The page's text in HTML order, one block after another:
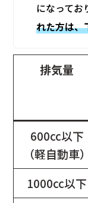
になってお
れた方は、
排気量
600cc以下
（軽自動車）
1000cc以下